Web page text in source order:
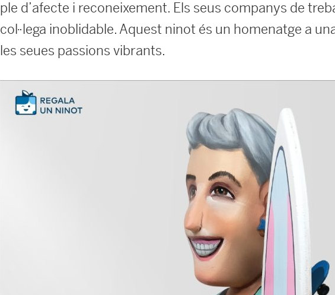
ple d’afecte i reconeixement. Els seus companys de
col·lega inoblidable. Aquest ninot és un homenatge a
les seues passions vibrants.